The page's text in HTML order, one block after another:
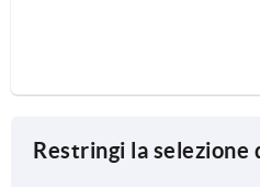
Restringi la selezione